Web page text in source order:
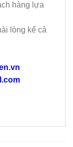
hàng lựa
lòng kể cả